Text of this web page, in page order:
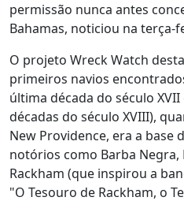
permissão nunca antes
Bahamas, noticiou na terça-
O projeto Wreck Watch
primeiros navios
última década do século
décadas do século XVIII),
New Providence, era a base
notórios como Barba Negra,
Rackham (que inspirou a
"O Tesouro de Rackham, o